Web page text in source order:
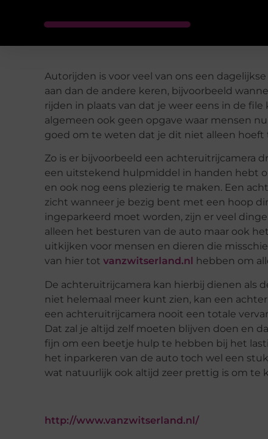
Autorijden is voor veel van ons een
aan dan de andere keren, bijvoorbeeld
rijden in plaats van dat je weer eens in de
algemeen ook geen opgave waar mensen
goed om te weten dat je dit niet alleen hoeft
Zo is er bijvoorbeeld een achteruitrijcamera
een uitstekend hulpmiddel in handen hebt
en ook nog eens plezierig te maken. Een
zicht wanneer je bezig bent met een hoop
ingeparkeerd moet worden, zijn er veel
alleen het besturen van de auto maar ook
uitkijken voor mensen en dieren die
van hier tot vanzwitserland.nl hebben om
De achteruitrijcamera kan hierbij dienen als
niet helemaal meer kunt zien, kan een
een achteruitrijcamera nooit een totale
Dat zal je altijd zelf moeten blijven doen en
fijn om een beetje hulp te hebben bij het
het inparkeren van de auto toch wel een
wat natuurlijk ook altijd zeer prettig is om te
http://www.vanzwitserland.nl/